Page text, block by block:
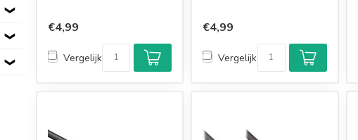
€4,99
Vergelijk
€4,99
Vergelijk